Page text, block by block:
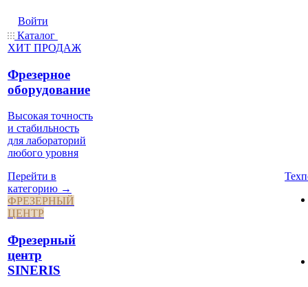
Войти
Каталог
ХИТ ПРОДАЖ
Фрезерное
оборудование
Высокая точность
и стабильность
для лабораторий
любого уровня
Перейти в
категорию →
ФРЕЗЕРНЫЙ
ЦЕНТР
Фрезерный
центр
SINERIS